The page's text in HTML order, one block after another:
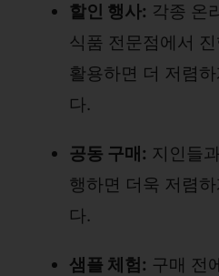
할인 행사: 각종 온
식품 전문점에서
활용하면 더 저렴
다.
공동 구매: 지인들
행하면 더욱 저렴
다.
샘플 체험: 구매 전